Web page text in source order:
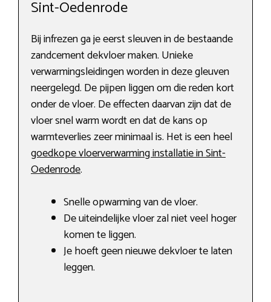
Sint-Oedenrode
Bij infrezen ga je eerst sleuven in de bestaande
zandcement dekvloer maken. Unieke
verwarmingsleidingen worden in deze gleuven
neergelegd. De pijpen liggen om die reden kort
onder de vloer. De effecten daarvan zijn dat de
vloer snel warm wordt en dat de kans op
warmteverlies zeer minimaal is. Het is een heel
goedkope vloerverwarming installatie in Sint-
Oedenrode.
Snelle opwarming van de vloer.
De uiteindelijke vloer zal niet veel hoger
komen te liggen.
Je hoeft geen nieuwe dekvloer te laten
leggen.